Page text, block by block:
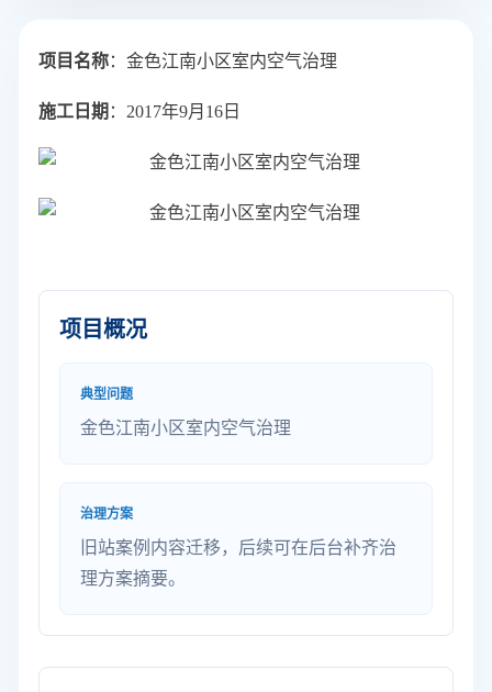
项目名称：金色江南小区室内空气治理
施工日期 ：2017年9月16日
项目概况
典型问题
金色江南小区室内空气治理
治理方案
旧站案例内容迁移，后续可在后台补齐治
理方案摘要。